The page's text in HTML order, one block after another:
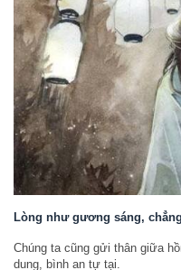
Lòng như gương sáng,
Chúng ta cũng gửi thân giữa
dung, bình an tự tại.